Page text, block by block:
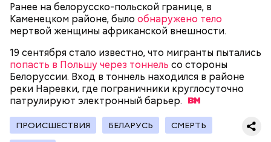
Ранее на белорусско-польской границе, в
Каменецком районе, было обнаружено тело
мертвой женщины африканской внешности.
19 сентября стало известно, что мигранты пытались
попасть в Польшу через тоннель со стороны
Белоруссии. Вход в тоннель находился в районе
реки Наревки, где пограничники круглосуточно
патрулируют электронныйбарьер.
ПРОИСШЕСТВИЯ БЕЛАРУСЬ СМЕРТЬ
Остров Сокотра, Йемен
Фото: Shutterstock